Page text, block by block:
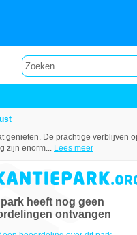
genieten. De prachtige verblijven
zijn enorm... Lees meer
park heeft nog geen
ontvangen